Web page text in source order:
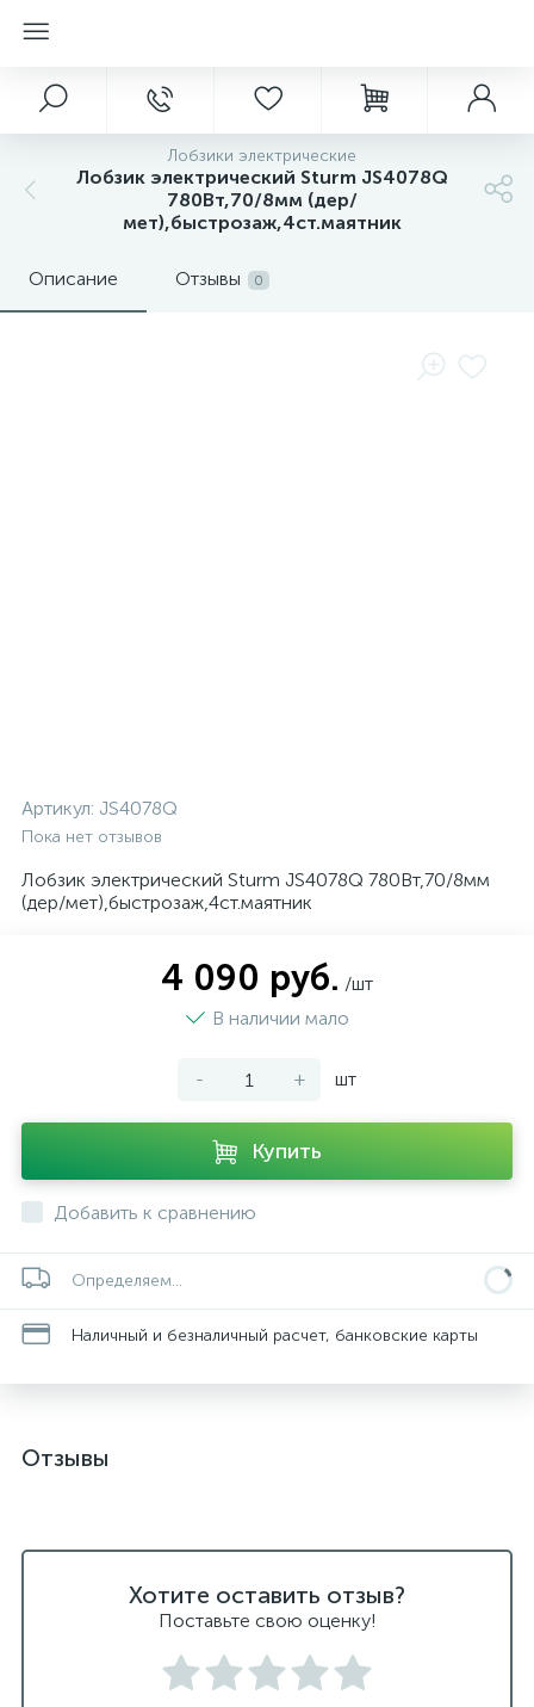
Лобзики электрические
Лобзик электрический Sturm JS4078Q
780Вт,70/8мм (дер/
мет),быстрозаж,4ст.маятник
Описание Отзывы 0
Артикул: JS4078Q
Пока нет отзывов
Лобзик электрический Sturm JS4078Q 780Вт,70/8мм
(дер/мет),быстрозаж,4ст.маятник
4 090 руб. /шт
В наличии мало
- + шт
Купить
Добавить к сравнению
Определяем...
Наличный и безналичный расчет, банковские карты
Отзывы
Хотите оставить отзыв?
Поставьте свою оценку!